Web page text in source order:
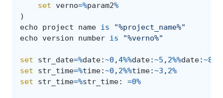
set
verno=%param2%
)
echo
project name is
"%project_name%"
echo
version number is "%verno%"
set str_date=%date:~0 ,4%%date:~5 , 2%%date:~8
set
str_time=%time:~0 , 2%%time:~3 , 2%
set
str_time=%str_time: =0%